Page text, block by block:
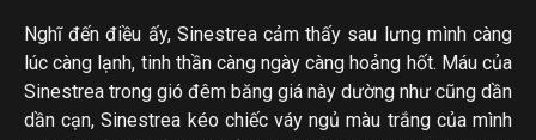
Nghĩ đến điều ấy, Sinestrea cảm thấy sau lưng mình càng
lúc càng lạnh, tinh thần càng ngày càng hoảng hốt. Máu của
Sinestrea trong gió đêm băng giá này dường như cũng dần
dần cạn, Sinestrea kéo chiếc váy ngủ màu trắng của mình